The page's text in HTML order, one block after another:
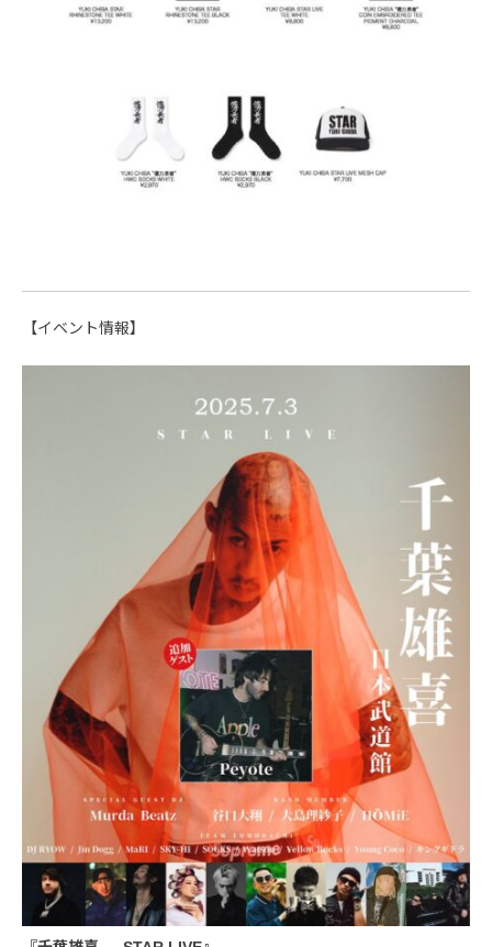
【イベント情報】